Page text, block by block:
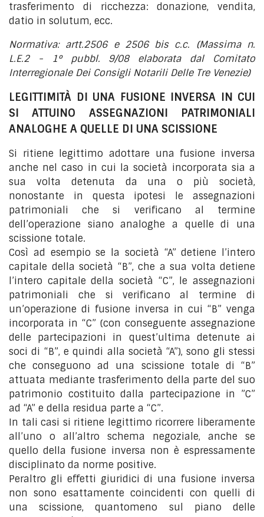
trasferimento di ricchezza: donazione, vendita,
datio in solutum, ecc.
Normativa: artt.2506 e 2506 bis c.c. (Massima n.
L.E.2 - 1° pubbl. 9/08 elaborata dal Comitato
Interregionale Dei Consigli Notarili Delle Tre Venezie)
LEGITTIMITÀ DI UNA FUSIONE INVERSA IN CUI
SI ATTUINO ASSEGNAZIONI PATRIMONIALI
ANALOGHE A QUELLE DI UNA SCISSIONE
Si ritiene legittimo adottare una fusione inversa
anche nel caso in cui la società incorporata sia a
sua volta detenuta da una o più società,
nonostante in questa ipotesi le assegnazioni
patrimoniali che si verificano al termine
dell’operazione siano analoghe a quelle di una
scissione totale.
Così ad esempio se la società “A” detiene l’intero
capitale della società “B”, che a sua volta detiene
l’intero capitale della società “C”, le assegnazioni
patrimoniali che si verificano al termine di
un’operazione di fusione inversa in cui “B” venga
incorporata in “C” (con conseguente assegnazione
delle partecipazioni in quest’ultima detenute ai
soci di “B”, e quindi alla società “A”), sono gli stessi
che conseguono ad una scissione totale di “B”
attuata mediante trasferimento della parte del suo
patrimonio costituito dalla partecipazione in ”C”
ad “A” e della residua parte a “C”.
In tali casi si ritiene legittimo ricorrere liberamente
all’uno o all’altro schema negoziale, anche se
quello della fusione inversa non è espressamente
disciplinato da norme positive.
Peraltro gli effetti giuridici di una fusione inversa
non sono esattamente coincidenti con quelli di
una scissione, quantomeno sul piano delle